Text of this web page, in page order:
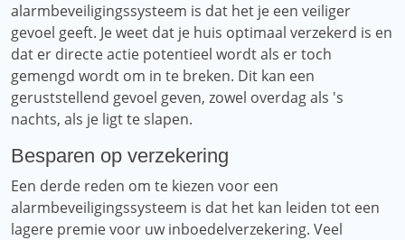
alarmbeveiligingssysteem is dat het je een veiliger
gevoel geeft. Je weet dat je huis optimaal verzekerd is en
dat er directe actie potentieel wordt als er toch
gemengd wordt om in te breken. Dit kan een
geruststellend gevoel geven, zowel overdag als 's
nachts, als je ligt te slapen.
Besparen op verzekering
Een derde reden om te kiezen voor een
alarmbeveiligingssysteem is dat het kan leiden tot een
lagere premie voor uw inboedelverzekering. Veel